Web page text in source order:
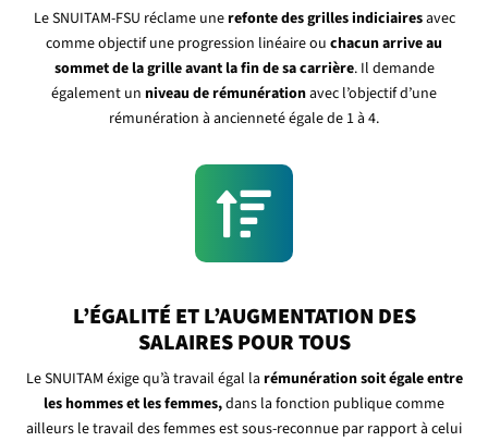
Le SNUITAM-FSU réclame unerefonte des grilles indiciairesavec
comme objectif une progression linéaire ou chacun arrive au
sommet de la grille avant la fin de sa carrière. Il demande
également un niveau de rémunérationavec l’objectif d’une
rémunération à ancienneté égale de 1 à 4.

L’ÉGALITÉ ET L’AUGMENTATION DES
SALAIRES POUR TOUS
Le SNUITAM éxige qu’à travail égal la rémunération soit égale entre
les hommes et les femmes,dans la fonction publique comme
ailleurs le travail des femmes est sous-reconnue par rapport à celui